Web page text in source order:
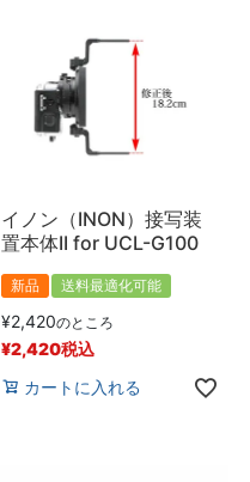
イノン（INON）接写装
置本体II for UCL-G100
新品 送料最適化可能
¥2,420のところ
¥2,420税込
カートに入れる